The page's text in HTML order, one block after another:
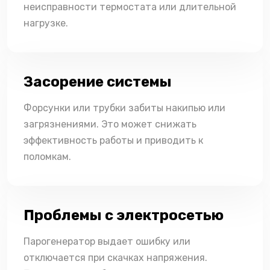
неисправности термостата или длительной
нагрузке.
Засорение системы
Форсунки или трубки забиты накипью или
загрязнениями. Это может снижать
эффективность работы и приводить к
поломкам.
Проблемы с электросетью
Парогенератор выдает ошибку или
отключается при скачках напряжения.